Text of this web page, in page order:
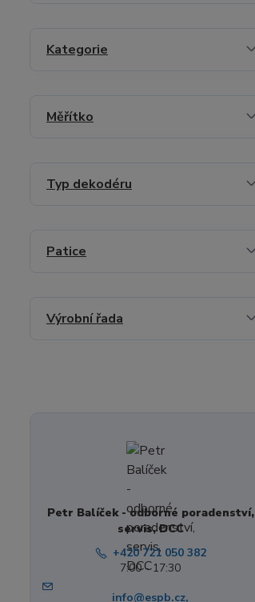
Kategorie
Měřítko
Typ dekodéru
Patice
Výrobní řada
Petr Balíček - odborné poradenství,
servis, DCC
+420 721 050 382
7:00 - 17:30
info@espb.cz,